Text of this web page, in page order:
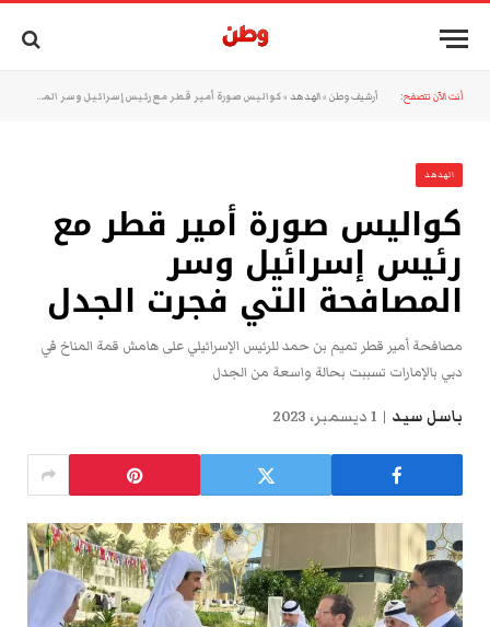
أنت الآن تتصفح: أرشيف وطن »الهدهد »كواليس صورة أمير قطر مع رئيس إسرائيل وسر المصافحة التي فجرت الجدل
الهدهد
كواليس صورة أمير قطر مع
رئيس إسرائيل وسر
المصافحة التي فجرت الجدل
مصافحة أمير قطر تميم بن حمد للرئيس الإسرائيلي على هامش قمة المناخ في
دبي بالإمارات تسببت بحالة واسعة من الجدل
باسل سيد 1 ديسمبر، 2023